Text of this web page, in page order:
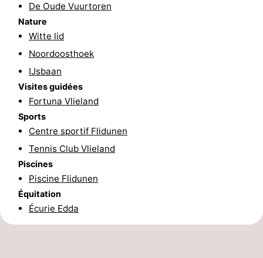
Wadden
Adresses
Médicales
Région
Friesland
Leeuwarden
Îles
Frise
Schiermonnikoog
Ameland
Terschelling
-
De Oude Vuurtoren
Nature
Witte lid
Noordoosthoek
IJsbaan
Visites guidées
Fortuna Vlieland
Sports
Centre sportif Flidunen
Tennis Club Vlieland
Piscines
Piscine Flidunen
Équitation
Écurie Edda